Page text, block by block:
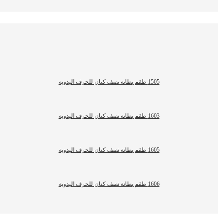
1505 طقم بطانة نصف كتان للحرف اليدوية
1603 طقم بطانة نصف كتان للحرف اليدوية
1605 طقم بطانة نصف كتان للحرف اليدوية
1606 طقم بطانة نصف كتان للحرف اليدوية